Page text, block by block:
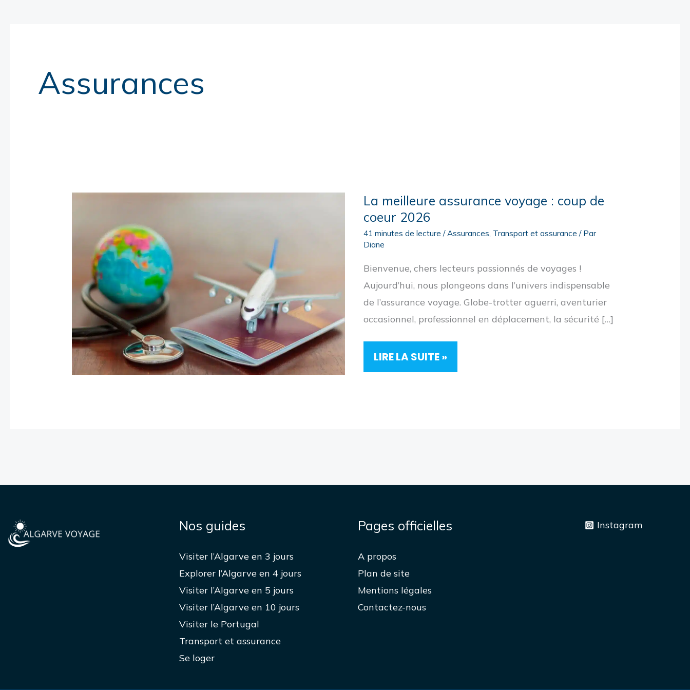
Assurances
La meilleure assurance voyage : coup de
coeur 2026
41 minutes de lecture /Assurances, Transport et assurance / Par
Diane
Bienvenue, chers lecteurs passionnés de voyages !
Aujourd’hui, nous plongeons dans l’univers indispensable
de l’assurance voyage. Globe-trotter aguerri, aventurier
occasionnel, professionnel en déplacement, la sécurité […]
LA
ASSURANCE
LIRE LA SUITE »
Nos guides
Visiter l’Algarve en 3 jours
Explorer l’Algarve en 4 jours
Visiter l’Algarve en 5 jours
Visiter l’Algarve en 10 jours
Visiter le Portugal
Transport et assurance
Se loger
Pages officielles
A propos
Plan de site
Mentions légales
Contactez-nous
Instagram